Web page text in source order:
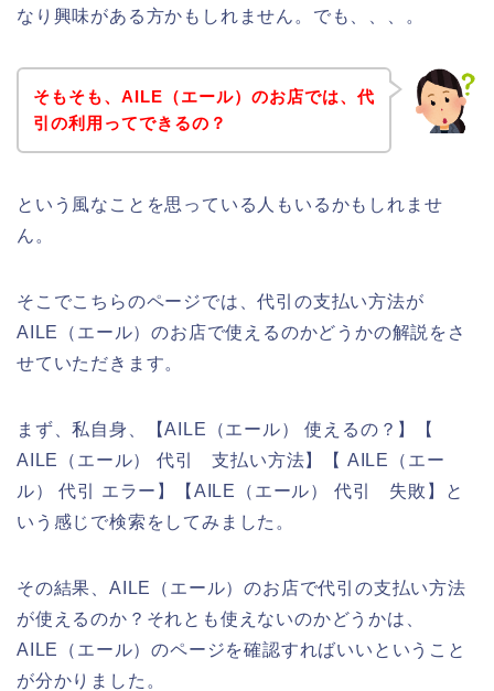
なり興味がある方かもしれません。でも、、、。
そもそも、AILE（エール）のお店では、代
引の利用ってできるの？
という風なことを思っている人もいるかもしれませ
ん。
そこでこちらのページでは、代引の支払い方法が
AILE（エール）のお店で使えるのかどうかの解説をさ
せていただきます。
まず、私自身、【AILE（エール） 使えるの？】【
AILE（エール） 代引 支払い方法】【 AILE（エー
ル） 代引 エラー】【AILE（エール） 代引 失敗】と
いう感じで検索をしてみました。
その結果、AILE（エール）のお店で代引の支払い方法
が使えるのか？それとも使えないのかどうかは、
AILE（エール）のページを確認すればいいということ
が分かりました。